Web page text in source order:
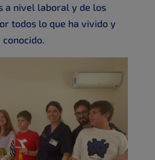
a nivel laboral y de los
todos lo que ha vivido y